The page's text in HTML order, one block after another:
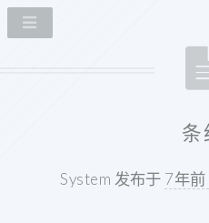
条
System 发布于 7年前